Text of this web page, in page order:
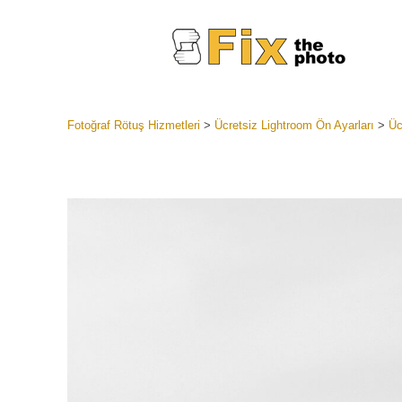
Fotoğraf Rötuş Hizmetleri > Ücretsiz Lightroom Ön Ayarları >